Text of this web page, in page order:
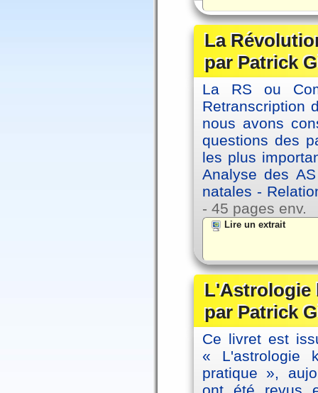
La
par Patrick
La RS ou
Retranscription
nous avons
questions des
les plus
Analyse des
natales -
- 45 pages env.
Lire un extrait
L'Astrologie
par Patrick
Ce livret est
« L'astrologie
pratique »,